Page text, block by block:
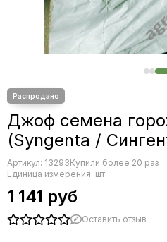
Свекла
Сельдерей
Спаржа
Земляника
Микрозелень - семена для
Фасоль
Фенхель
Джоф семена
(Syngenta /
Артикул: 13293Купили более 20 раз
Единица измерения: шт
1 141 руб
Оставить отзыв